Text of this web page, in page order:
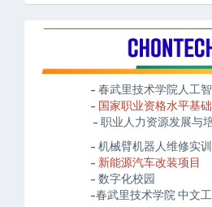
- 春武里技术学院人工
- 国家职业资格水平基
- 职业人力资源发展与
- 机械臂机器人维修实
- 新能源汽车改装项目
- 数字化校园
-春武里技术学院 中文